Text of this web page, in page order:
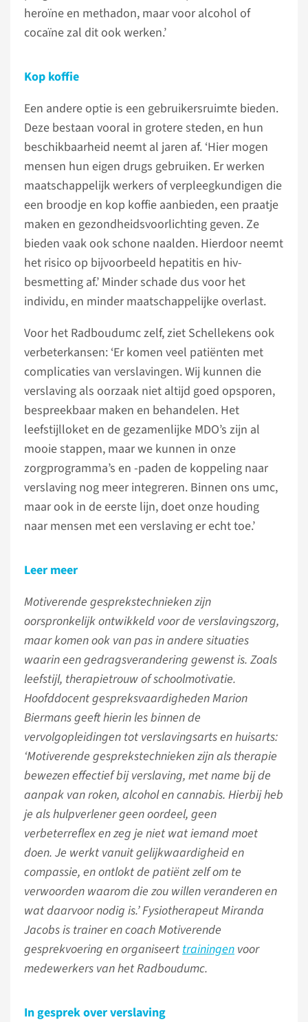
heroïne en methadon, maar voor alcohol of
cocaïne zal dit ook werken.’
Kop koffie
Een andere optie is een gebruikersruimte bieden.
Deze bestaan vooral in grotere steden, en hun
beschikbaarheid neemt al jaren af. ‘Hier mogen
mensen hun eigen drugs gebruiken. Er werken
maatschappelijk werkers of verpleegkundigen die
een broodje en kop koffie aanbieden, een praatje
maken en gezondheidsvoorlichting geven. Ze
bieden vaak ook schone naalden. Hierdoor neemt
het risico op bijvoorbeeld hepatitis en hiv-
besmetting af.’ Minder schade dus voor het
individu, en minder maatschappelijke overlast.
Voor het Radboudumc zelf, ziet Schellekens ook
verbeterkansen: ‘Er komen veel patiënten met
complicaties van verslavingen. Wij kunnen die
verslaving als oorzaak niet altijd goed opsporen,
bespreekbaar maken en behandelen. Het
leefstijlloket en de gezamenlijke MDO’s zijn al
mooie stappen, maar we kunnen in onze
zorgprogramma’s en -paden de koppeling naar
verslaving nog meer integreren. Binnen ons umc,
maar ook in de eerste lijn, doet onze houding
naar mensen met een verslaving er echt toe.’
Leer meer
Motiverende gesprekstechnieken zijn
oorspronkelijk ontwikkeld voor de verslavingszorg,
maar komen ook van pas in andere situaties
waarin een gedragsverandering gewenst is. Zoals
leefstijl, therapietrouw of schoolmotivatie.
Hoofddocent gespreksvaardigheden Marion
Biermans geeft hierin les binnen de
vervolgopleidingen tot verslavingsarts en huisarts:
‘Motiverende gesprekstechnieken zijn als therapie
bewezen effectief bij verslaving, met name bij de
aanpak van roken, alcohol en cannabis. Hierbij heb
je als hulpverlener geen oordeel, geen
verbeterreflex en zeg je niet wat iemand moet
doen. Je werkt vanuit gelijkwaardigheid en
compassie, en ontlokt de patiënt zelf om te
verwoorden waarom die zou willen veranderen en
wat daarvoor nodig is.’ Fysiotherapeut Miranda
Jacobs is trainer en coach Motiverende
gesprekvoering en organiseerttrainingen voor
medewerkers van het Radboudumc.
In gesprek over verslaving